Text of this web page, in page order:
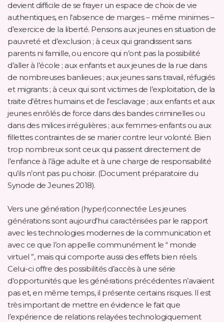
devient difficile de se frayer un espace de choix de vie
authentiques, en l’absence de marges – même minimes –
d’exercice de la liberté. Pensons aux jeunes en situation de
pauvreté et d’exclusion ; à ceux qui grandissent sans
parents ni famille, ou encore qui n’ont pas la possibilité
d’aller à l’école ; aux enfants et aux jeunes de la rue dans
de nombreuses banlieues ; aux jeunes sans travail, réfugiés
et migrants ; à ceux qui sont victimes de l’exploitation, de la
traite d’êtres humains et de l’esclavage ; aux enfants et aux
jeunes enrôlés de force dans des bandes criminelles ou
dans des milices irrégulières ; aux femmes-enfants ou aux
fillettes contraintes de se marier contre leur volonté. Bien
trop nombreux sont ceux qui passent directement de
l’enfance à l’âge adulte et à une charge de responsabilité
qu’ils n’ont pas pu choisir. (Document préparatoire du
Synode de Jeunes 2018).
Vers une génération (hyper)connectée Les jeunes
générations sont aujourd’hui caractérisées par le rapport
avec les technologies modernes de la communication et
avec ce que l’on appelle communément le “ monde
virtuel ”, mais qui comporte aussi des effets bien réels.
Celui-ci offre des possibilités d’accès à une série
d’opportunités que les générations précédentes n’avaient
pas et, en même temps, il présente certains risques. Il est
très important de mettre en évidence le fait que
l’expérience de relations relayées technologiquement